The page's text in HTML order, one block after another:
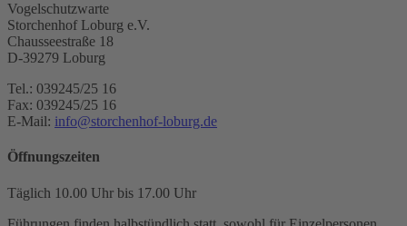
Vogelschutzwarte
Storchenhof Loburg e.V.
Chausseestraße 18
D-39279 Loburg
Tel.: 039245/25 16
Fax: 039245/25 16
E-Mail: info@storchenhof-loburg.de
Öffnungszeiten
Täglich 10.00 Uhr bis 17.00 Uhr